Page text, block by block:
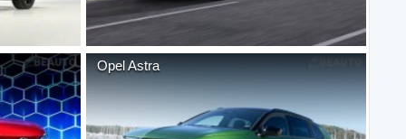
Opel Astra